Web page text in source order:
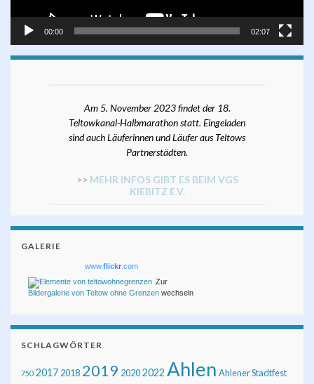
00:00 02:07
Am 5. November 2023 findet der 18.
Teltowkanal-Halbmarathon statt. Eingeladen
sind auch Läuferinnen und Läufer aus Teltows
Partnerstädten.
>> MEHR INFOS GIBT ES BEIM VGS
KIEBITZ E.V.
GALERIE
www.flickr.com
Zur
Bildergalerie von Teltow ohne Grenzen wechseln
SCHLAGWÖRTER
750 2017 2018 2019 20202022 Ahlen Ahlener Stadtfest